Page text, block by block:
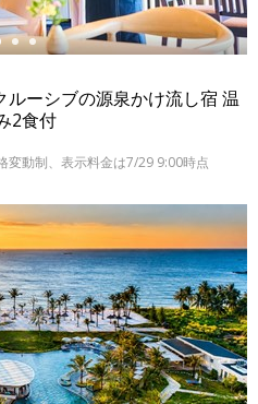
ーシブの源泉かけ流し宿 温
2食付
動制、表示料金は7/29 9:00時点